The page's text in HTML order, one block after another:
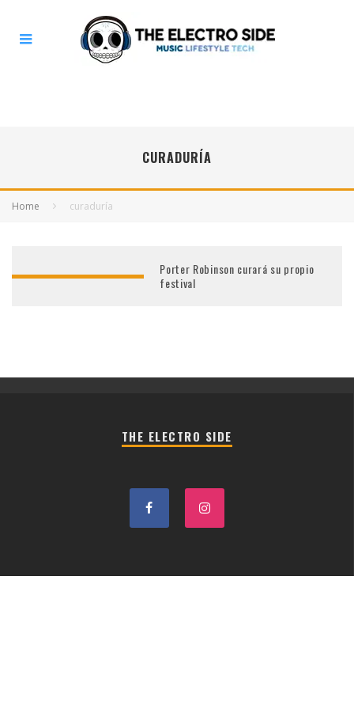
CURADURÍA
Home curaduría
Porter Robinson curará su propio
festival
THE ELECTRO SIDE